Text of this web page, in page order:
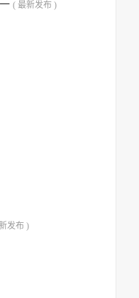
( 最新发布 )
发布 )